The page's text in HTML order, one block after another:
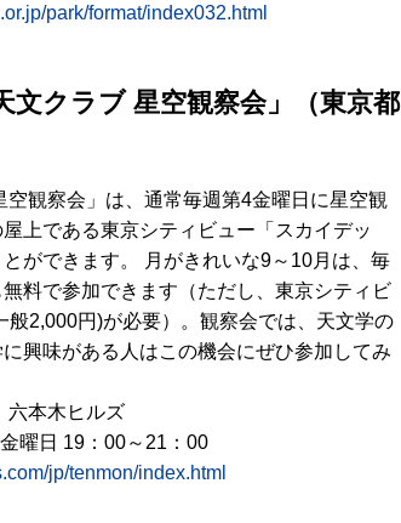
park/format/index032.html
文クラブ 星空観察会」（東京都
観察会」は、通常毎週第4金曜日に星空観
上である東京シティビュー「スカイデッ
ができます。 月がきれいな9～10月は、毎
料で参加できます（ただし、東京シティビ
般2,000円)が必要）。観察会では、天文学の
興味がある人はこの機会にぜひ参加してみ
本木ヒルズ
曜日 19：00～21：00
jp/tenmon/index.html